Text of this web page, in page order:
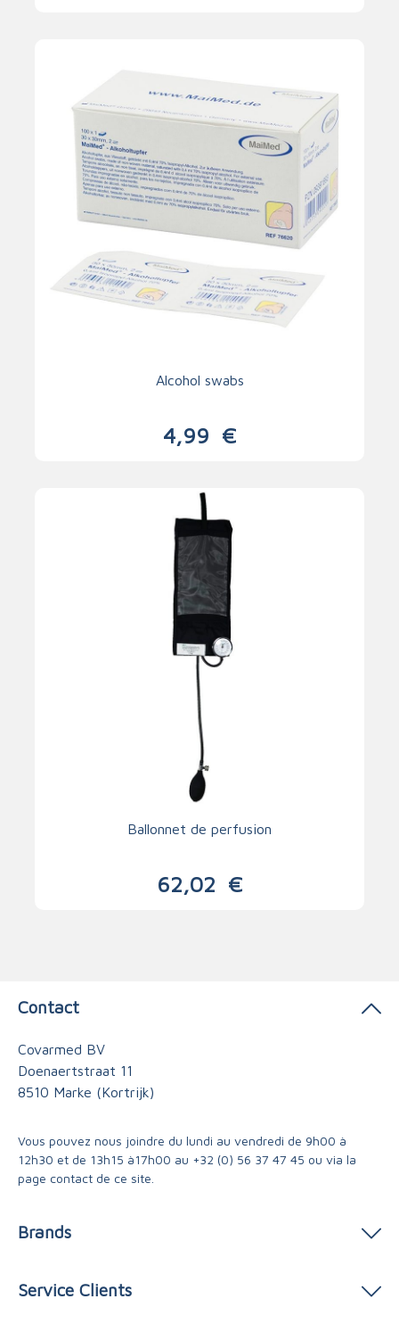
Alcohol swabs
4,99 €
Ballonnet de perfusion
62,02 €
Contact
Covarmed BV
Doenaertstraat 11
8510 Marke (Kortrijk)
Vous pouvez nous joindre du lundi au vendredi de 9h00 à
12h30 et de 13h15 à17h00 au +32 (0) 56 37 47 45 ou via la
page contact de ce site.
Brands
Service Clients